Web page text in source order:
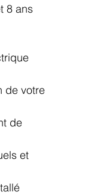
8 ans
de votre
de
et